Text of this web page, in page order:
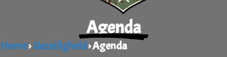
Agenda
Home›Gezelligheid› Agenda